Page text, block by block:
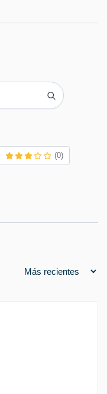
(0)